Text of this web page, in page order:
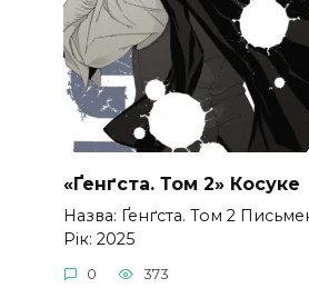
«Ґенґста. Том 2» Косуке
Назва: Ґенґста. Том 2
Рік: 2025
0 373